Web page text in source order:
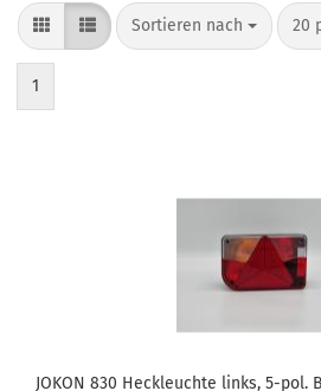
Sortieren nach
Sortieren nach 20
pro
1
JOKON 830 Heckleuchte links, 5-pol.